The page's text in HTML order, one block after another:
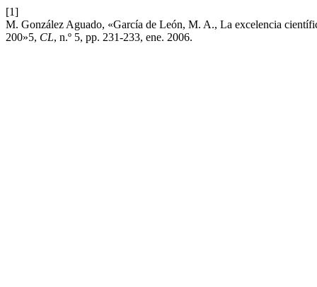
[1]
M. González Aguado, «García de León, M. A., La excelencia
200»5, CL, n.º 5, pp. 231-233, ene. 2006.